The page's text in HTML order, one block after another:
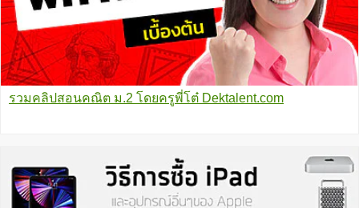
รวมคลิปสอนคณิต ม.2 โดยครูพี่โต๋ Dektalent.com